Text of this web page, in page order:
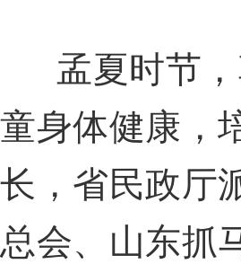
孟夏时节
童身体健康，
长，省民政厅
总会、山东抓